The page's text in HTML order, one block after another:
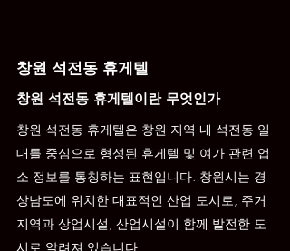
창원 석전동 휴게텔
창원 석전동 휴게텔이란 무엇인가
창원 석전동 휴게텔은 창원 지역 내 석전동 일
대를 중심으로 형성된 휴게텔 및 여가 관련 업
소 정보를 통칭하는 표현입니다. 창원시는 경
상남도에 위치한 대표적인 산업 도시로, 주거
지역과 상업시설, 산업시설이 함께 발전한 도
시로 알려져 있습니다.